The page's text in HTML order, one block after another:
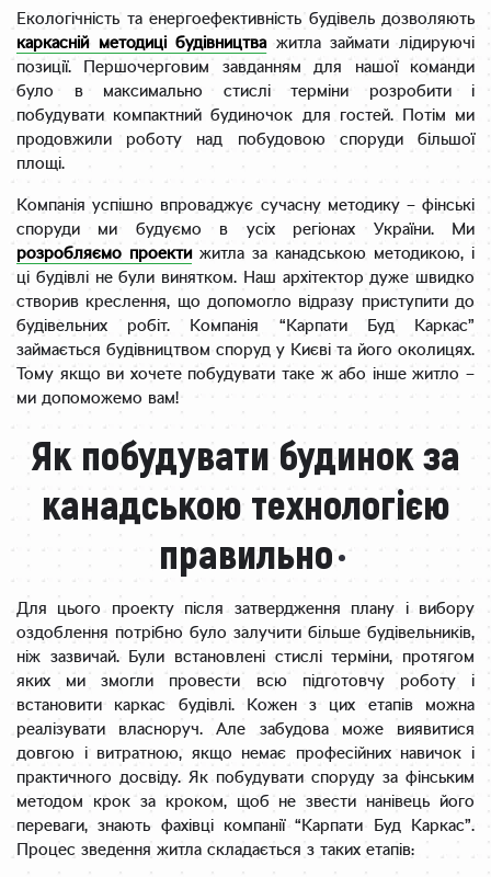
Екологічність та енергоефективність будівель дозволяють
каркасній методиці будівництважитла займати лідируючі
позиції. Першочерговим завданням для нашої команди
було в максимально стислі терміни розробити і
побудувати компактний будиночок для гостей. Потім ми
продовжили роботу над побудовою споруди більшої
площі.
Компанія успішно впроваджує сучасну методику – фінські
споруди ми будуємо в усіх регіонах України. Ми
розробляємо проектижитла за канадською методикою, і
ці будівлі не були винятком. Наш архітектор дуже швидко
створив креслення, що допомогло відразу приступити до
будівельних робіт. Компанія “Карпати Буд Каркас”
займається будівництвом споруд у Києві та його околицях.
Тому якщо ви хочете побудувати таке ж або інше житло –
ми допоможемо вам!
Як побудувати будинок за
канадською технологією
правильно
Для цього проекту після затвердження плану і вибору
оздоблення потрібно було залучити більше будівельників,
ніж зазвичай. Були встановлені стислі терміни, протягом
яких ми змогли провести всю підготовчу роботу і
встановити каркас будівлі. Кожен з цих етапів можна
реалізувати власноруч. Але забудова може виявитися
довгою і витратною, якщо немає професійних навичок і
практичного досвіду. Як побудувати споруду за фінським
методом крок за кроком, щоб не звести нанівець його
переваги, знають фахівці компанії “Карпати Буд Каркас”.
Процес зведення житла складається з таких етапів: